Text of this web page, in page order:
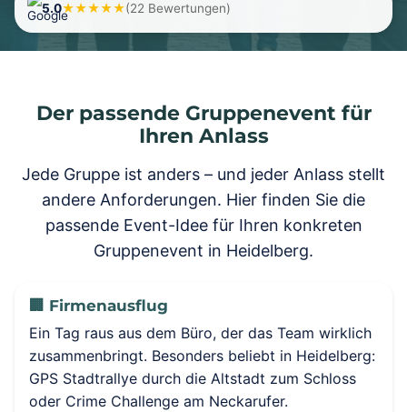
5.0★★★★★(22 Bewertungen)
Der passende Gruppenevent für
Ihren Anlass
Jede Gruppe ist anders – und jeder Anlass stellt
andere Anforderungen. Hier finden Sie die
passende Event-Idee für Ihren konkreten
Gruppenevent in Heidelberg.
🏢 Firmenausflug
Ein Tag raus aus dem Büro, der das Team wirklich
zusammenbringt. Besonders beliebt in Heidelberg:
GPS Stadtrallye durch die Altstadt zum Schloss
oder Crime Challenge am Neckarufer.